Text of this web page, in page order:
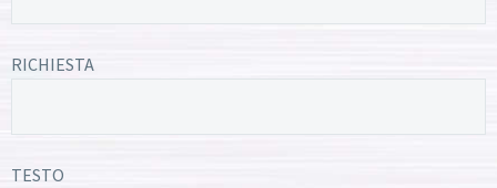
RICHIESTA
TESTO